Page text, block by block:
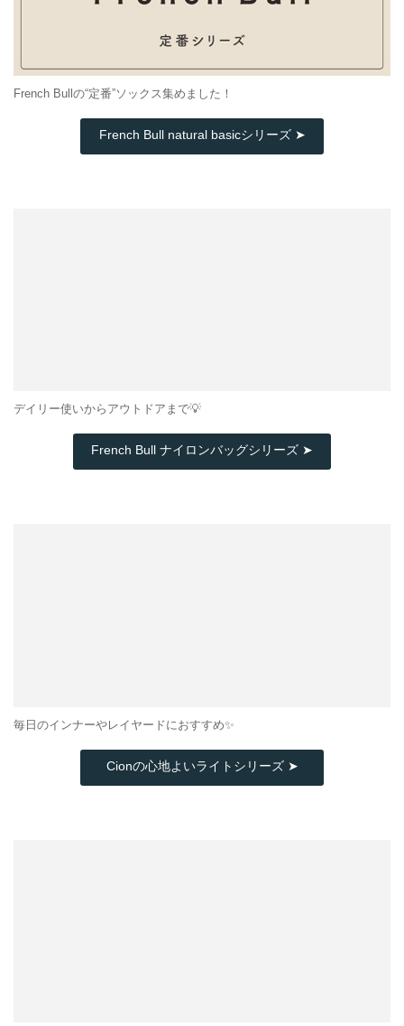
French Bullの“定番”ソックス集めました！
French Bull natural basicシリーズ ➤
デイリー使いからアウトドアまで💡
French Bull ナイロンバッグシリーズ ➤
毎日のインナーやレイヤードにおすすめ✨
Cionの心地よいライトシリーズ ➤